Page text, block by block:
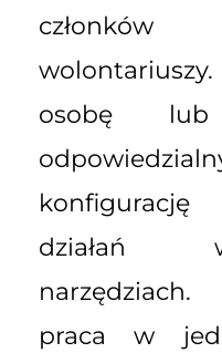
członków
osobę
działań
praca w